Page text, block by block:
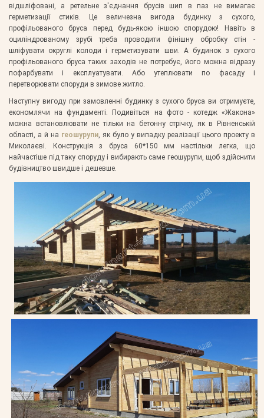
відшліфовані, а ретельне з'єднання брусів шип в паз не вимагає
герметизації стиків. Це величезна вигода будинку з сухого,
профільованого бруса перед будь-якою іншою спорудою! Навіть в
оциліндрованому зрубі треба проводити фінішну обробку стін -
шліфувати округлі колоди і герметизувати шви. А будинок з сухого
профільованого бруса таких заходів не потребує, його можна відразу
пофарбувати і експлуатувати. Або утеплювати по фасаду і
перетворювати споруди в зимове житло.
Наступну вигоду при замовленні будинку з сухого бруса ви отримуєте,
економлячи на фундаменті. Подивіться на фото - котедж «Жакона»
можна встановлювати не тільки на бетонну стрічку, як в Рівненській
області, а й на геошурупи, як було у випадку реалізації цього проекту в
Миколаєві. Конструкція з бруса 60*150 мм настільки легка, що
найчастіше під таку споруду і вибирають саме геошурупи, щоб здійснити
будівництво швидше і дешевше.